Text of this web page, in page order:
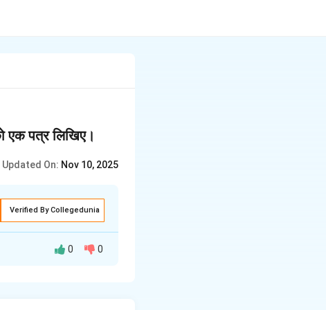
एक पत्र लिखिए।
Updated On: Nov 10, 2025
Verified By Collegedunia
0 0